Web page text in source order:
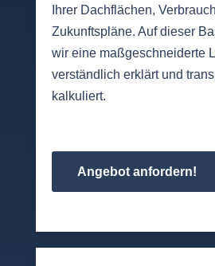
Ihrer Dachflächen,
Zukunftspläne. Auf dieser
wir eine maßgeschneiderte
verständlich erklärt und
kalkuliert.
Angebot anfordern!